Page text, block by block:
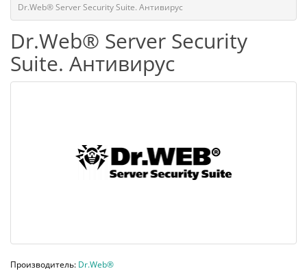
Dr.Web® Server Security Suite. Антивирус
Dr.Web® Server Security
Suite. Антивирус
Производитель: Dr.Web®